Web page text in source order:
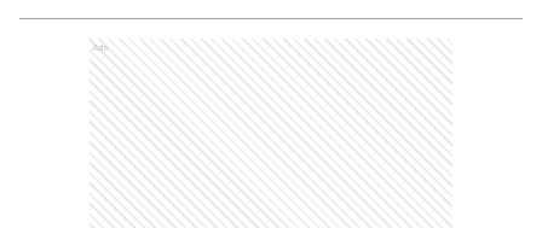
Ads